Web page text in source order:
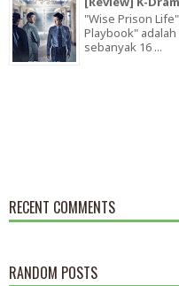
"Wise Prison
Playbook"
sebanyak 16 ...
RECENT COMMENTS
RANDOM POSTS